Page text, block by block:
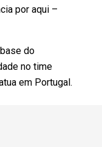
por aqui –
do
no time
em Portugal.